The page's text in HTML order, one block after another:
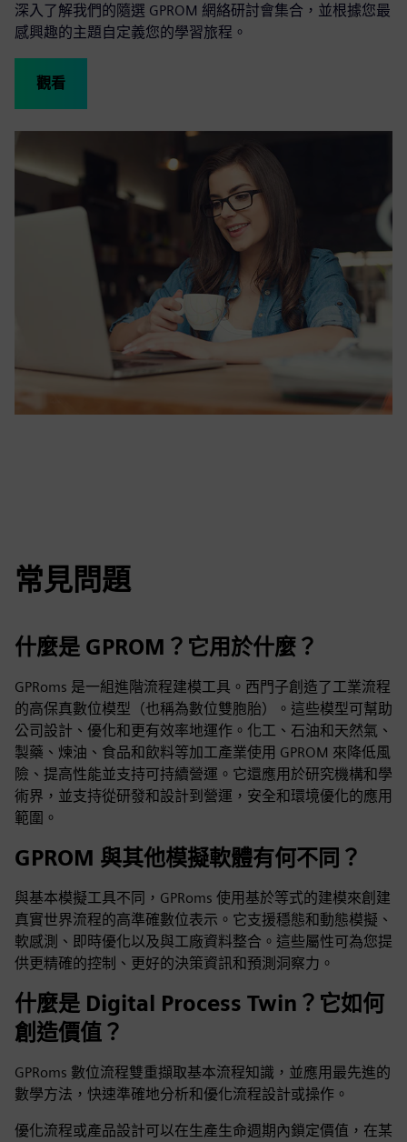
深入了解我們的隨選 GPROM 網絡研討會集合，並根據您最
感興趣的主題自定義您的學習旅程。
觀看
常見問題
什麼是 GPROM？它用於什麼？
GPRoms 是一組進階流程建模工具。西門子創造了工業流程
的高保真數位模型（也稱為數位雙胞胎）。這些模型可幫助
公司設計、優化和更有效率地運作。化工、石油和天然氣、
製藥、煉油、食品和飲料等加工產業使用 GPROM 來降低風
險、提高性能並支持可持續營運。它還應用於研究機構和學
術界，並支持從研發和設計到營運，安全和環境優化的應用
範圍。
GPROM 與其他模擬軟體有何不同？
與基本模擬工具不同，GPRoms 使用基於等式的建模來創建
真實世界流程的高準確數位表示。它支援穩態和動態模擬、
軟感測、即時優化以及與工廠資料整合。這些屬性可為您提
供更精確的控制、更好的決策資訊和預測洞察力。
什麼是 Digital Process Twin？它如何
創造價值？
GPRoms 數位流程雙重擷取基本流程知識，並應用最先進的
數學方法，快速準確地分析和優化流程設計或操作。
優化流程或產品設計可以在生產生命週期內鎖定價值，在某